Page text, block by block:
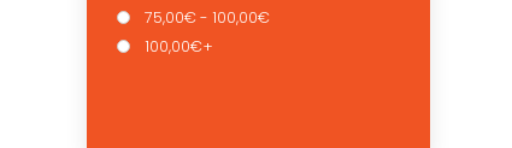
75,00€ - 100,00€
100,00€+